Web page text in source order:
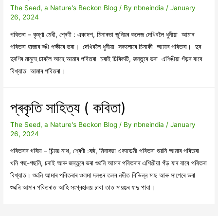
The Seed, a Nature's Beckon Blog / By nbneindia /January
26, 2024
পবিতৰা – কৃষ্ণা মেধী, শ্ৰেণী : একাদশ, মিনাৰভা জুনিয়ৰ কলেজ দেখিবলৈ ধুনীয়া আমাৰ
পবিতৰা হাজাৰ ৰঙী পক্ষীৰে ভৰা। দেখিবলৈ ধুনীয়া সকলোৰে চিনাকী আমাৰ পবিতৰা। দুৰ
দুৰণিৰ মানুহে চাবলৈ আহে আমাৰ পবিতৰা চৰাই চিৰিকটি, জন্তুৰে ভৰা এশিঙীয়া গঁড়ৰ বাবে
বিখ্যাত আমাৰ পবিতৰা।
প্ৰকৃতি সাহিত্য ( কবিতা)
The Seed, a Nature's Beckon Blog / By nbneindia /January
26, 2024
পবিতৰাৰ গৰিমা – চিন্ময় নাথ, শ্ৰেণী :ষষ্ঠ, মিনাৰভা একাডেমী পবিতৰা শুৱনি আমাৰ পবিতৰা
খনি গছ-গছনি, চৰাই আৰু জন্তুৰে ভৰা শুৱনি আমাৰ পবিতৰাৰ এশিঙীয়া গঁড় যাৰ বাবে পবিতৰা
বিখ্যাত। শুৱনি আমাৰ পবিতৰাৰ ওলমা দলঙৰ তলৰ নদীত বিভিন্ন মাছ আৰু সাপেৰে ভৰা
শুৱনি আমাৰ পবিতৰাত আহি সংগ্ৰহালয় চাবা তাত মায়ঙৰ যাদু পাবা।